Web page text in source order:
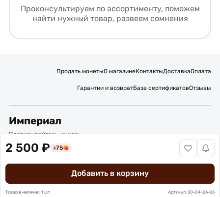
2 500 ₽ +75
Добавить в корзину
Товар в наличии: 1 шт. Артикул: 30-04-26-26
Проконсультируем по ассортименту, поможем
найти нужный товар, развеем сомнения
Продать монетыО магазинеКонтактыДоставкаОплата
Гарантии и возвратБаза сертификатовОтзывы
Империал
Подписывайтесь на нас:
Вакансии
Политика обработки персональных данных
© 2016 – 2026 ИП Титов Александр Михайлович